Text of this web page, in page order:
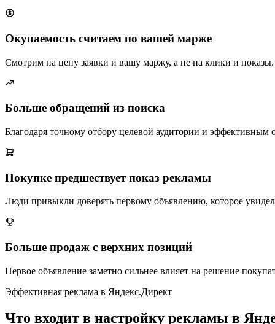
Окупаемость считаем по вашей марже
Смотрим на цену заявки и вашу маржу, а не на клики и показы.
Больше обращений из поиска
Благодаря точному отбору целевой аудитории и эффективным
Покупке предшествует показ рекламы
Люди привыкли доверять первому объявлению, которое
Больше продаж с верхних позиций
Первое объявление заметно сильнее влияет на решение
Эффективная реклама в Яндекс.Директ
Что входит в настройку рекламы в